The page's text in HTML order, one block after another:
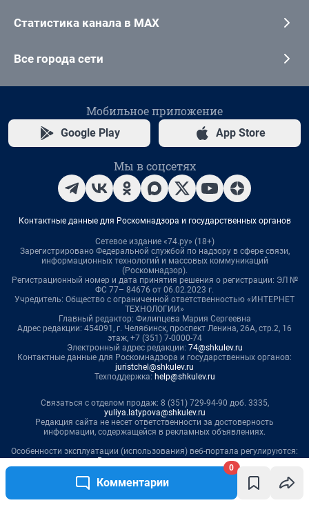
Комментарии
0